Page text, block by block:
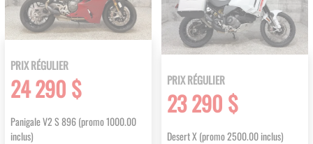
PRIX RÉGULIER
24 290 $
Panigale V2 S 896 (promo 1000.00
inclus)
PRIX RÉGULIER
23 290 $
Desert X (promo 2500.00 inclus)